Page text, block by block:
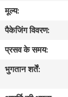
भ्रमण
गुणवत्ता
नियंत्रण
मूल्य:
पैकेजिंग विवरण:
प्रसव के समय:
भुगतान शर्तें: